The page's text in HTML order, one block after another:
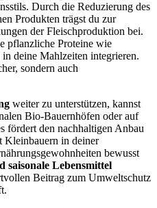
Durch die Reduzierung des
Produkten trägst du zur
der Fleischproduktion bei.
pflanzliche Proteine wie
deine Mahlzeiten integrieren.
sondern auch
weiter zu unterstützen, kannst
Bio-Bauernhöfen oder auf
fördert den nachhaltigen Anbau
Kleinbauern in deiner
bewusst
saisonale Lebensmittel
Beitrag zum Umweltschutz